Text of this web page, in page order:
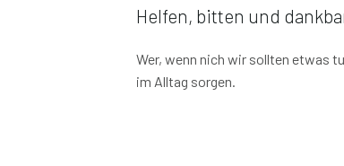
Helfen, bitten und
Wer, wenn nich wir sollten etwas
im Alltag sorgen.